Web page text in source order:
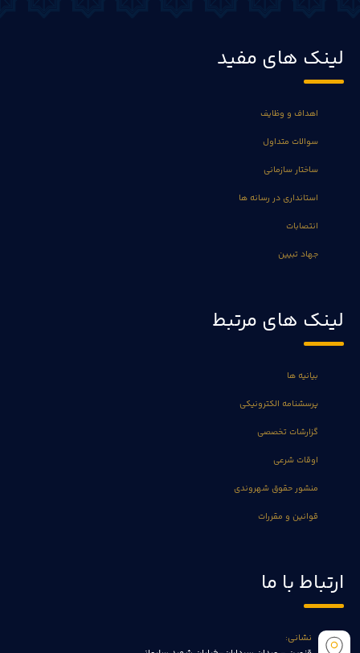
لینک های مفید
اهداف و وظایف
سوالات متداول
ساختار سازمانی
استانداری در رسانه ها
انتصابات
جهاد تبیین
لینک های مرتبط
بیانیه ها
پرسشنامه الکترونیکی
گزارشات تخصصی
اوقات شرعی
منشور حقوق شهروندی
قوانین و مقررات
ارتباط با ما
نشانی: